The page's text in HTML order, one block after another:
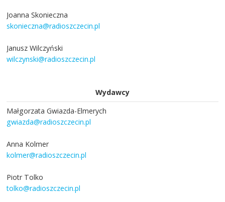
Joanna Skonieczna
skonieczna@radioszczecin.pl
Janusz Wilczyński
wilczynski@radioszczecin.pl
Wydawcy
Małgorzata Gwiazda-Elmerych
gwiazda@radioszczecin.pl
Anna Kolmer
kolmer@radioszczecin.pl
Piotr Tolko
tolko@radioszczecin.pl